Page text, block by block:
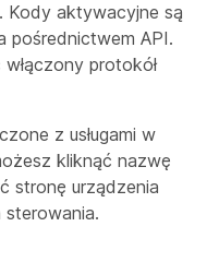
Kody aktywacyjne są
pośrednictwem API.
włączony protokół
z usługami w
kliknąć nazwę
stronę urządzenia
sterowania.